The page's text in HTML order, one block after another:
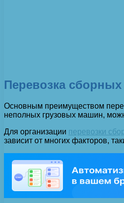
Перевозка сборных
Основным преимуществом
неполных грузовых машин,
Для организации перевозки
зависит от многих факторов,